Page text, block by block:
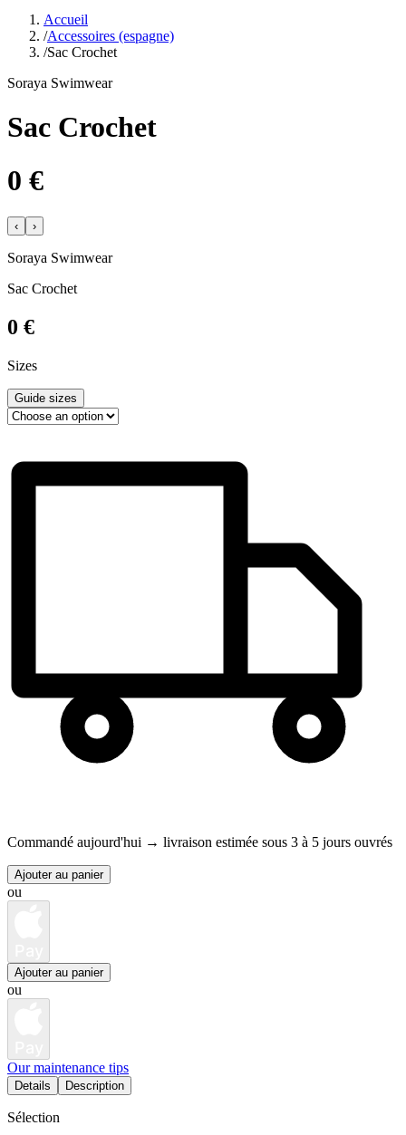
Accueil
/Accessoires (espagne)
/Sac Crochet
Soraya Swimwear
Sac Crochet
0 €
‹ ›
Soraya Swimwear
Sac Crochet
0 €
Sizes
Guide sizes
Commandé aujourd'hui → livraison estimée sous 3 à 5 jours ouvrés
Ajouter au panier
ou
Ajouter au panier
ou
Our maintenance tips
Details Description
Sélection